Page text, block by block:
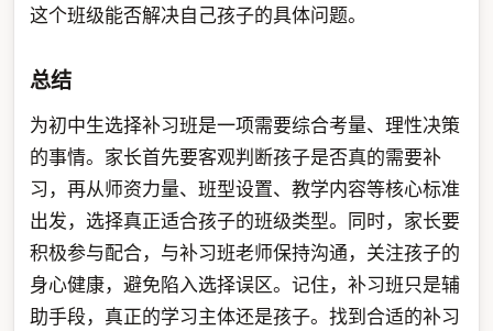
这个班级能否解决自己孩子的具体问题。
总结
为初中生选择补习班是一项需要综合考量、理性决策
的事情。家长首先要客观判断孩子是否真的需要补
习，再从师资力量、班型设置、教学内容等核心标准
出发，选择真正适合孩子的班级类型。同时，家长要
积极参与配合，与补习班老师保持沟通，关注孩子的
身心健康，避免陷入选择误区。记住，补习班只是辅
助手段，真正的学习主体还是孩子。找到合适的补习